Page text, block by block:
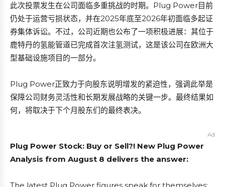
此次投票发生在公司面临多重挑战的时期。Plug Power目前
仍处于运营亏损状态，并在2025年底至2026年初面临多起证
券集体诉讼。不过，公司近期也公布了一项积极进展：其位于
鹿特丹的氢能管道已完成首次注氢测试，这是该公司在欧洲大
型基础设施项目的一部分。
Plug Power正致力于向股东说明增发的紧迫性，强调此举是
保障公司财务灵活性和长期发展战略的关键一步。最终结果如
何，将取决于下个月股东们的最终表决。
Ad
Plug Power Stock: Buy or Sell?! New Plug Power
Analysis from August 8 delivers the answer: